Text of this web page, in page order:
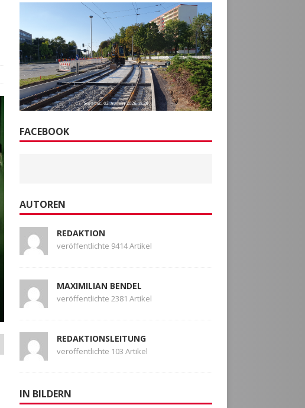
FACEBOOK
AUTOREN
REDAKTION
veröffentlichte 9414 Artikel
MAXIMILIAN BENDEL
veröffentlichte 2381 Artikel
REDAKTIONSLEITUNG
veröffentlichte 103 Artikel
IN BILDERN